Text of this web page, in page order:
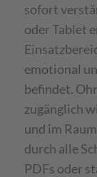
sofort
oder Tablet
emotional
befindet.
zugänglich
und im
durch alle
PDFs oder